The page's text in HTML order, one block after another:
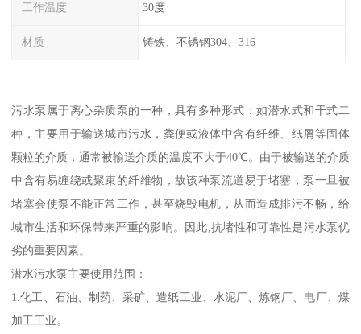
工作温度 30度
材质 铸铁、不锈钢304、316
污水泵属于离心杂质泵的一种，具有多种形式：如潜水式和干式二
种，主要用于输送城市污水，粪便或液体中含有纤维、纸屑等固体
颗粒的介质，通常被输送介质的温度不大于40℃。由于被输送的介质
中含有易缠绕或聚束的纤维物，故该种泵流道易于堵塞，泵一旦被
堵塞会使泵不能正常工作，甚至烧毁电机，从而造成排污不畅，给
城市生活和环保带来严重的影响。因此,抗堵性和可靠性是污水泵优
劣的重要因素。
潜水污水泵主要使用范围：
1.化工、石油、制药、采矿、造纸工业、水泥厂、炼钢厂、电厂、煤
加工工业。